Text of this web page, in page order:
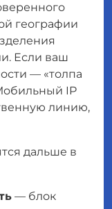
географии
Если ваш
— «толпа
IP
линию,
дальше в
— блок